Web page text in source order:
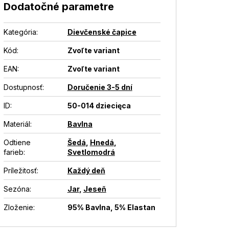
Dodatočné parametre
Kategória: Dievčenské čapice
Kód: Zvoľte variant
EAN: Zvoľte variant
Dostupnosť: Doručenie 3-5 dní
ID: 50-014 dziecięca
Materiál: Bavlna
Odtiene
farieb:
Šedá Hnedá
Svetlomodrá
Príležitosť: Každý deň
Sezóna: Jar, Jeseň
Zloženie: 95% Bavlna, 5% Elastan